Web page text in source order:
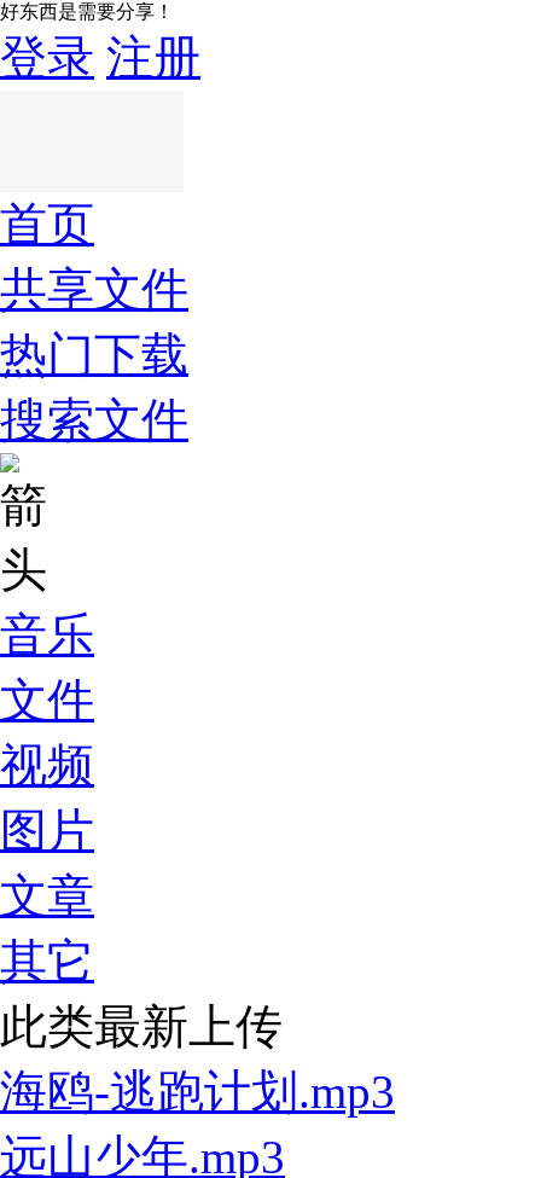
好东西是需要分享！
登录 注册
首页
共享文件
热门下载
搜索文件
音乐
文件
视频
图片
文章
其它
此类最新上传
海鸥-逃跑计划.mp3
远山少年.mp3